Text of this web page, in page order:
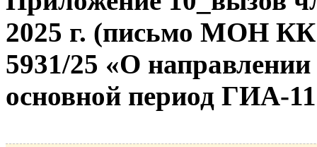
2025 г. (письмо МОН КК
5931/25 «О
основной период ГИА-